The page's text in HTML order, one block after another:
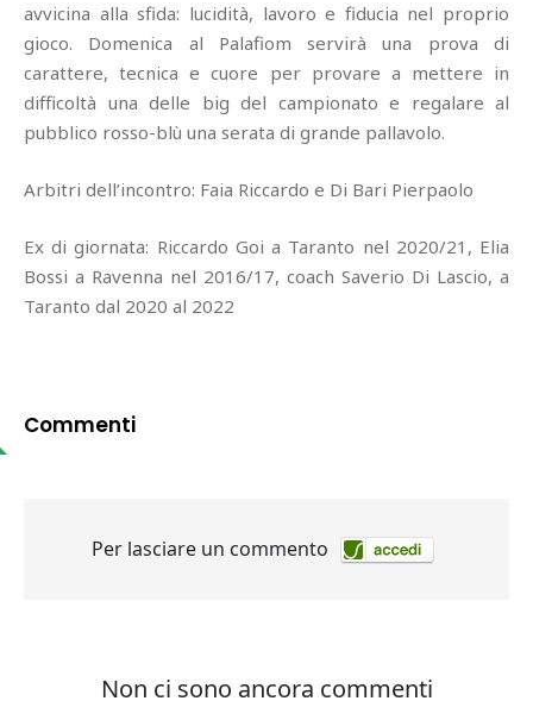
avvicina alla sfida: lucidità, lavoro e fiducia nel proprio
gioco. Domenica al Palafiom servirà una prova di
carattere, tecnica e cuore per provare a mettere in
difficoltà una delle big del campionato e regalare al
pubblico rosso-blù una serata di grande pallavolo.
Arbitri dell’incontro: Faia Riccardo e Di Bari Pierpaolo
Ex di giornata: Riccardo Goi a Taranto nel 2020/21, Elia
Bossi a Ravenna nel 2016/17, coach Saverio Di Lascio, a
Taranto dal 2020 al 2022
Commenti